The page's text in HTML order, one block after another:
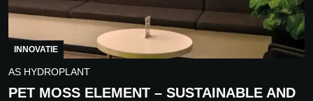
INNOVATIE
AS HYDROPLANT
PET MOSS ELEMENT – SUSTAINABLE AND